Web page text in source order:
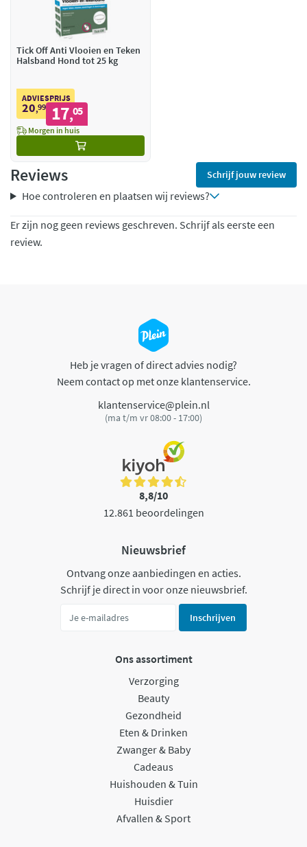
Tick Off Anti Vlooien en Teken
Halsband Hond tot 25 kg
ADVIESPRIJS
20,99 17,05
Morgen in huis
Reviews Schrijf jouw review
Hoe controleren en plaatsen wij reviews?
Er zijn nog geen reviews geschreven. Schrijf als eerste een
review.
Heb je vragen of direct advies nodig?
Neem contact op met onze klantenservice.
klantenservice@plein.nl
(ma t/m vr 08:00 - 17:00)
8,8/10
12.861 beoordelingen
Nieuwsbrief
Ontvang onze aanbiedingen en acties.
Schrijf je direct in voor onze nieuwsbrief.
Inschrijven
Ons assortiment
Verzorging
Beauty
Gezondheid
Eten & Drinken
Zwanger & Baby
Cadeaus
Huishouden & Tuin
Huisdier
Afvallen & Sport